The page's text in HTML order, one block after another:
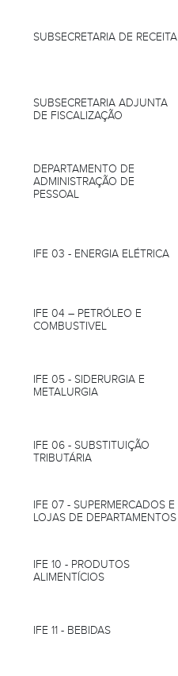
SUBSECRETARIA DE RECEITA
SUBSECRETARIA ADJUNTA
DE FISCALIZAÇÃO
DEPARTAMENTO DE
ADMINISTRAÇÃO DE
PESSOAL
IFE 03 - ENERGIA ELÉTRICA
IFE 04 – PETRÓLEO E
COMBUSTIVEL
IFE 05 - SIDERURGIA E
METALURGIA
IFE 06 - SUBSTITUIÇÃO
TRIBUTÁRIA
IFE 07 - SUPERMERCADOS E
LOJAS DE DEPARTAMENTOS
IFE 10 - PRODUTOS
ALIMENTÍCIOS
IFE 11 - BEBIDAS